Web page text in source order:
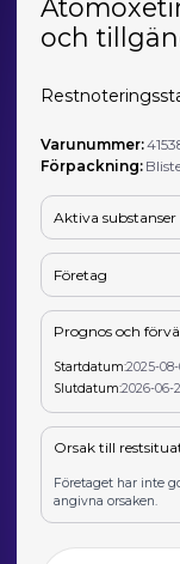
och
Varunummer:
Förpackning:
Aktiva substanser
Företag
Prognos och
Startdatum:2025-08-
Slutdatum:2026-06-
Orsak till
Företaget har inte
angivna orsaken.